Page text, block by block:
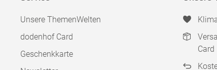
Unsere ThemenWelten
dodenhof Card
Geschenkkarte
Card